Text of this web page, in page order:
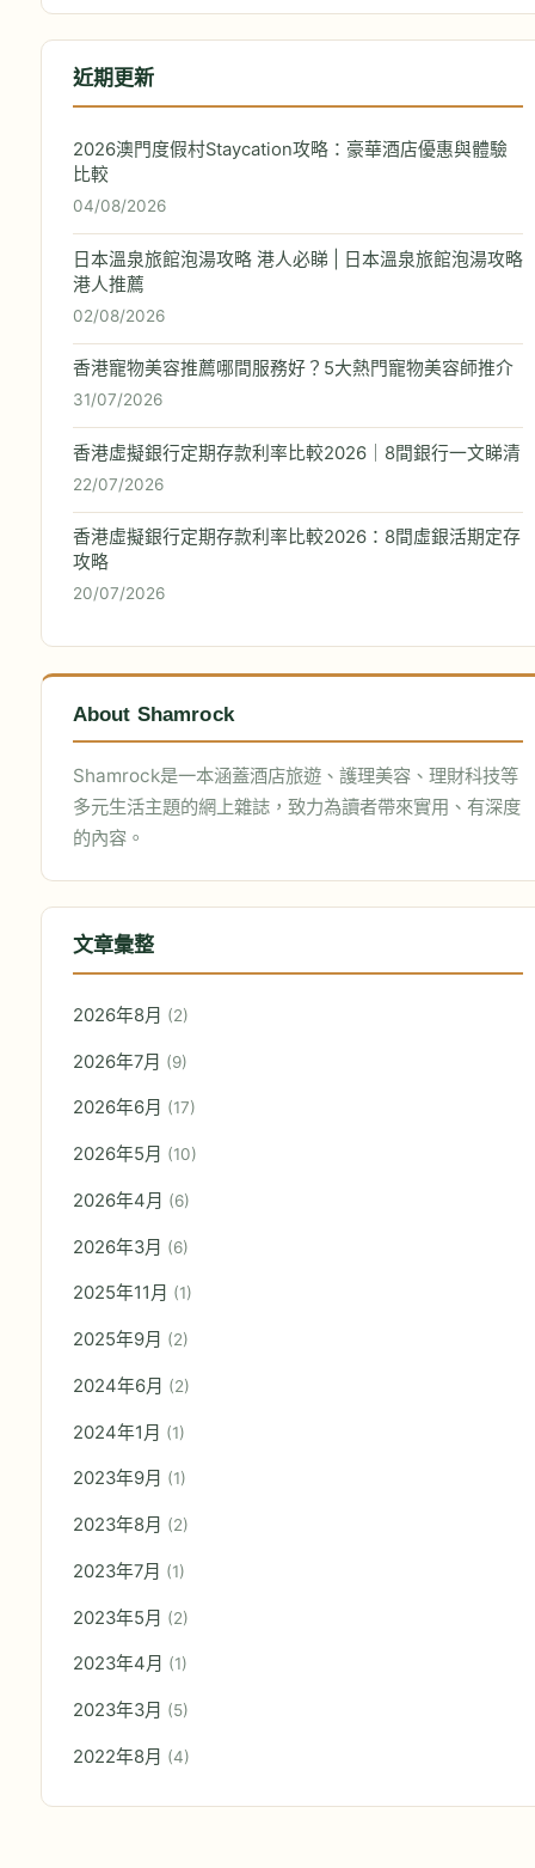
近期更新
2026澳門度假村Staycation攻略：豪華酒店優惠與體驗
比較
04/08/2026
日本溫泉旅館泡湯攻略 港人必睇 | 日本溫泉旅館泡湯攻略
港人推薦
02/08/2026
香港寵物美容推薦哪間服務好？5大熱門寵物美容師推介
31/07/2026
香港虛擬銀行定期存款利率比較2026｜8間銀行一文睇清
22/07/2026
香港虛擬銀行定期存款利率比較2026：8間虛銀活期定存
攻略
20/07/2026
About Shamrock
Shamrock是一本涵蓋酒店旅遊、護理美容、理財科技等
多元生活主題的網上雜誌，致力為讀者帶來實用、有深度
的內容。
文章彙整
2026年8月 (2)
2026年7月 (9)
2026年6月 (17)
2026年5月 (10)
2026年4月 (6)
2026年3月 (6)
2025年11月 (1)
2025年9月 (2)
2024年6月 (2)
2024年1月 (1)
2023年9月 (1)
2023年8月 (2)
2023年7月 (1)
2023年5月 (2)
2023年4月 (1)
2023年3月 (5)
2022年8月 (4)